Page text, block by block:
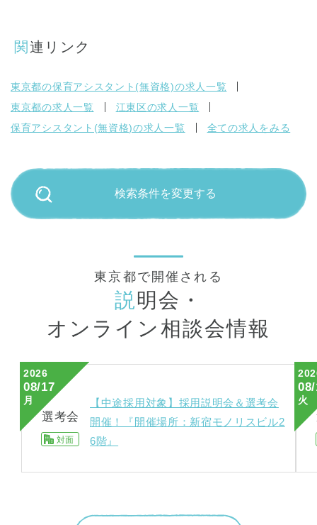
関連リンク
東京都の保育アシスタント(無資格)の求人一覧
東京都の求人一覧
江東区の求人一覧
保育アシスタント(無資格)の求人一覧
全ての求人をみる
検索条件を変更する
東京都で開催される
説明会・
オンライン相談会情報
2026
08/17
月
選考会
対面
【中途採用対象】採用説明会＆選考会
開催！『開催場所：新宿モノリスビル2
6階』
火